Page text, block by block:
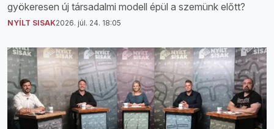
gyökeresen új társadalmi modell épül a szemünk előtt?
NYÍLT SISAK2026. júl. 24. 18:05